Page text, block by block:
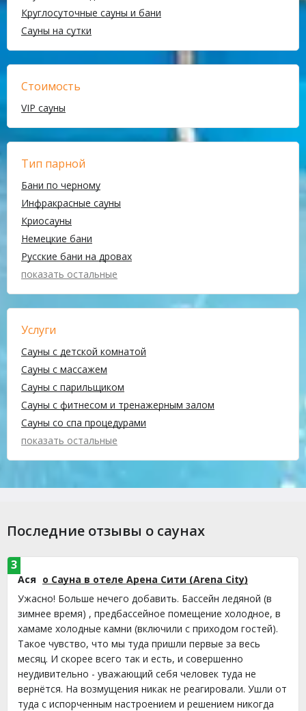
Круглосуточные сауны и бани
Сауны на сутки
Стоимость
VIP сауны
Тип парной
Бани по черному
Инфракрасные сауны
Криосауны
Немецкие бани
Русские бани на дровах
показать остальные
Услуги
Сауны с детской комнатой
Сауны с массажем
Сауны с парильщиком
Сауны с фитнесом и тренажерным залом
Сауны со спа процедурами
показать остальные
Последние отзывы о саунах
Ася о Сауна в отеле Арена Сити (Arena City)
Ужасно! Больше нечего добавить. Бассейн ледяной (в
зимнее время) , предбассейное помещение холодное, в
хамаме холодные камни (включили с приходом гостей).
Такое чувство, что мы туда пришли первые за весь
месяц. И скорее всего так и есть, и совершенно
неудивительно - уважающий себя человек туда не
вернётся. На возмущения никак не реагировали. Ушли от
туда с испорченным настроением и решением никогда
3